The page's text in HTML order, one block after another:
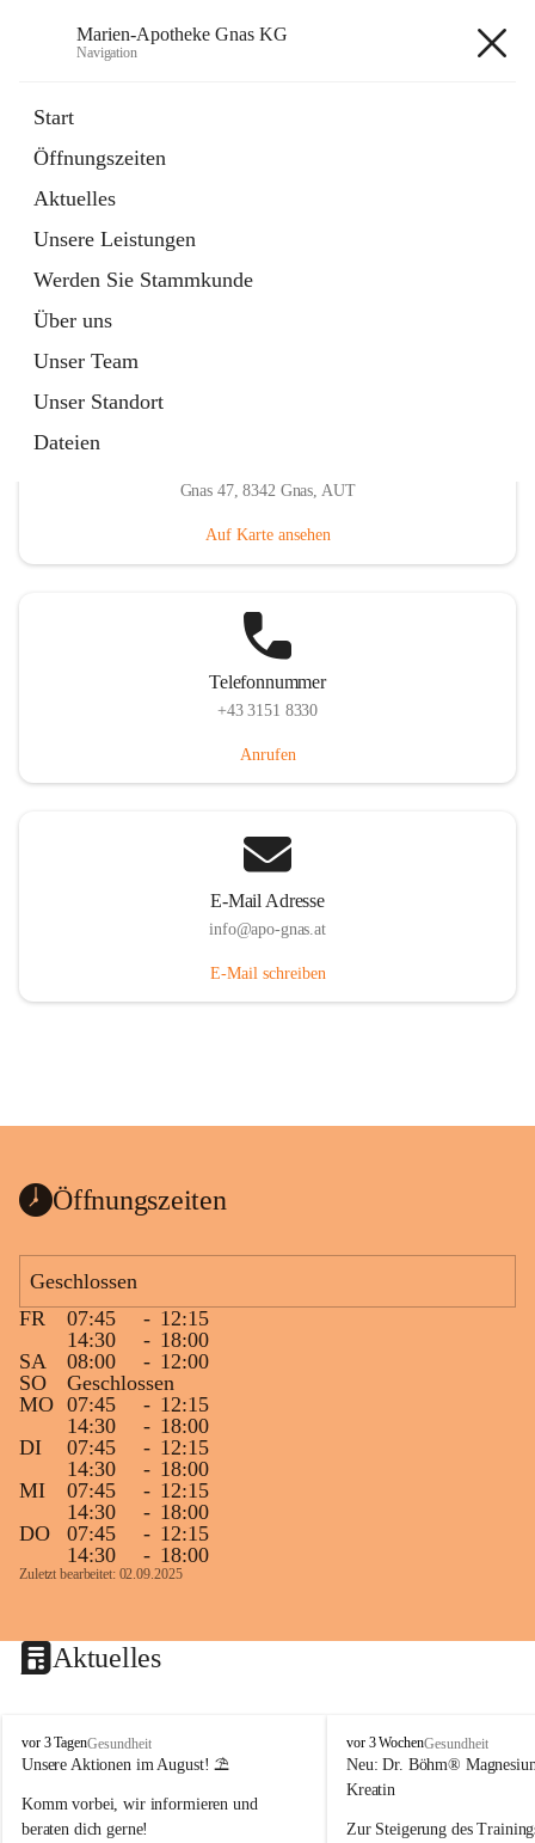
Marien-Apotheke Gnas KG
Navigation
Start
Öffnungszeiten
Aktuelles
Unsere Leistungen
Werden Sie Stammkunde
Über uns
Unser Team
Unser Standort
Dateien
Externe Webseite
in
Tab
Ärztliche Bereitschaftsdienste
Externe Webseite
öffnet
in
neuem
Tab
Gnas 47, 8342 Gnas, AUT
Auf Karte ansehen
Telefonnummer
+43 3151 8330
Anrufen
E-Mail Adresse
info@apo-gnas.at
E-Mail schreiben
Öffnungszeiten
Geschlossen
FR
07:45 - 12:15
14:30
- 18:00
SA
08:00 - 12:00
SO
Geschlossen
MO 07:45 - 12:15
14:30
- 18:00
DI
07:45 - 12:15
14:30
- 18:00
MI
07:45 - 12:15
14:30
- 18:00
DO
07:45 - 12:15
14:30
- 18:00
Zuletzt bearbeitet: 02.09.2025
Aktuelles
M
a
i
e
vor 3 TagenGesundheit
Unsere Aktionen im August! ⛱️
Komm vorbei, wir informieren und
beraten dich gerne!
M
a
r
e
vor 3 WochenGesundheit
Neu: Dr. Böhm®
Kreatin
Zur Steigerung des